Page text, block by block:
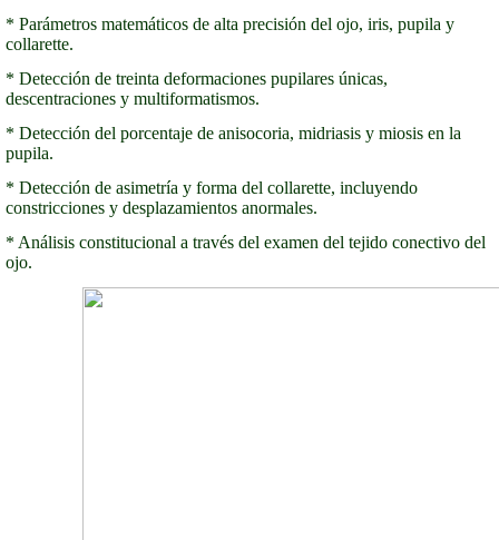
* Parámetros matemáticos de alta precisión del ojo, iris, pupila y
collarette.
* Detección de treinta deformaciones pupilares únicas,
descentraciones y multiformatismos.
* Detección del porcentaje de anisocoria, midriasis y miosis en la
pupila.
* Detección de asimetría y forma del collarette, incluyendo
constricciones y desplazamientos anormales.
* Análisis constitucional a través del examen del tejido conectivo del
ojo.